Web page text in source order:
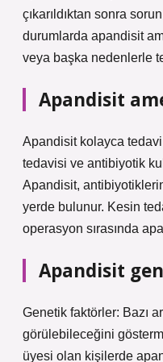
çıkarıldıktan sonra
durumlarda apandisit
veya başka nedenlerle
Apandisit
Apandisit kolayca
tedavisi ve antibiyotik
Apandisit,
yerde bulunur. Kesin
operasyon sırasında
Apandisit
Genetik faktörler: Bazı
görülebileceğini
üyesi olan kişilerde